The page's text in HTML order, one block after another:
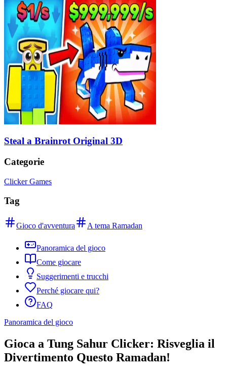
Steal a Brainrot Original 3D
Categorie
Clicker Games
Tag
Gioco d'avventura A tema Ramadan
Panoramica del gioco
Come giocare
Suggerimenti e trucchi
Perché giocare qui?
FAQ
Panoramica del gioco
Gioca a Tung Sahur Clicker: Risveglia il
Divertimento Questo Ramadan!